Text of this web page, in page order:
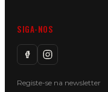
SIGA-NOS
Registe-se na newsletter